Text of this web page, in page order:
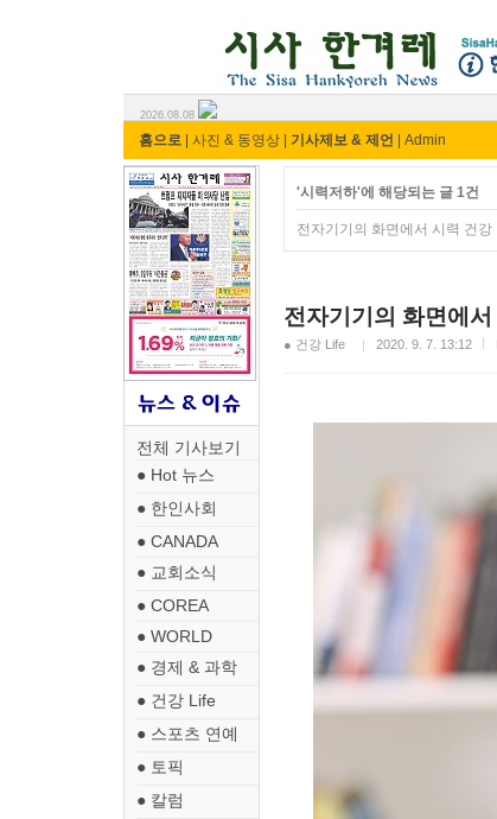
2026.08.08
홈으로 사진 & 동영상 기사제보 & 제언 Admin
전체 기사보기
● Hot 뉴스
● 한인사회
● CANADA
● 교회소식
● COREA
● WORLD
● 경제 & 과학
● 건강 Life
● 스포츠 연예
● 토픽
● 칼럼
'시력저하'에 해당되는 글 1건
전자기기의 화면에서 시력 건강
전자기기의 화면에서
● 건강 Life 2020. 9. 7. 13:12